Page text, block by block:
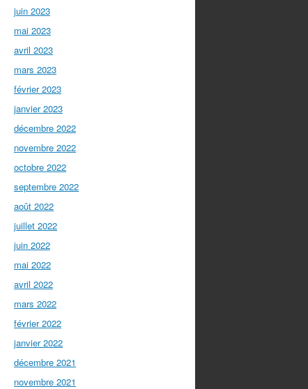
juin 2023
mai 2023
avril 2023
mars 2023
février 2023
janvier 2023
décembre 2022
novembre 2022
octobre 2022
septembre 2022
août 2022
juillet 2022
juin 2022
mai 2022
avril 2022
mars 2022
février 2022
janvier 2022
décembre 2021
novembre 2021